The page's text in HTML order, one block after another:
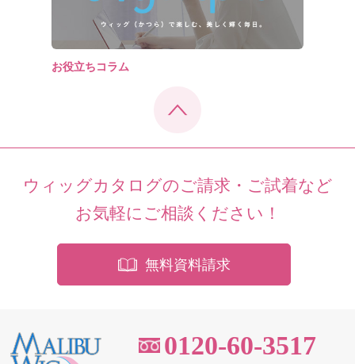
お役立ちコラム
ウィッグカタログのご請求・ご試着など
お気軽にご相談ください！
無料資料請求
0120-60-3517